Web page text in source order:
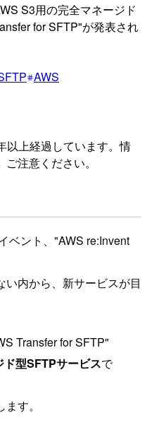
S3用の完全マネージド
for SFTP"が発表され
AWS
以上経過しています。情
注意ください。
ベント、"AWS re:Invent
内から、新サービスが目
Transfer for SFTP"
型SFTPサービスで
す。